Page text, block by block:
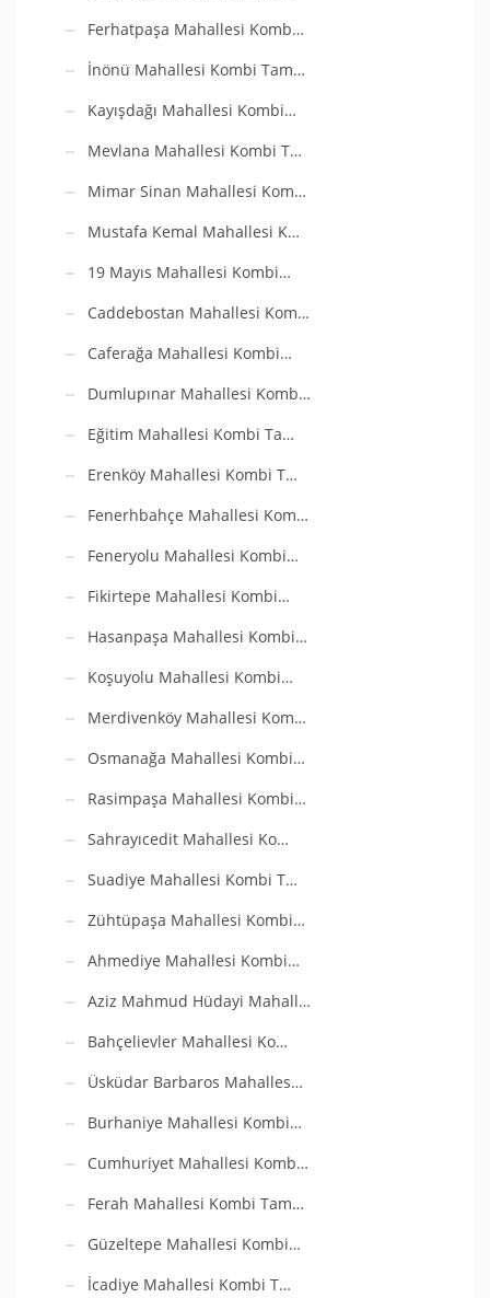
Ferhatpaşa Mahallesi Komb…
İnönü Mahallesi Kombi Tam…
Kayışdağı Mahallesi Kombi…
Mevlana Mahallesi Kombi T…
Mimar Sinan Mahallesi Kom…
Mustafa Kemal Mahallesi K…
19 Mayıs Mahallesi Kombi…
Caddebostan Mahallesi Kom…
Caferağa Mahallesi Kombi…
Dumlupınar Mahallesi Komb…
Eğitim Mahallesi Kombi Ta…
Erenköy Mahallesi Kombi T…
Fenerhbahçe Mahallesi Kom…
Feneryolu Mahallesi Kombi…
Fikirtepe Mahallesi Kombi…
Hasanpaşa Mahallesi Kombi…
Koşuyolu Mahallesi Kombi…
Merdivenköy Mahallesi Kom…
Osmanağa Mahallesi Kombi…
Rasimpaşa Mahallesi Kombi…
Sahrayıcedit Mahallesi Ko…
Suadiye Mahallesi Kombi T…
Zühtüpaşa Mahallesi Kombi…
Ahmediye Mahallesi Kombi…
Aziz Mahmud Hüdayi Mahall…
Bahçelievler Mahallesi Ko…
Üsküdar Barbaros Mahalles…
Burhaniye Mahallesi Kombi…
Cumhuriyet Mahallesi Komb…
Ferah Mahallesi Kombi Tam…
Güzeltepe Mahallesi Kombi…
İcadiye Mahallesi Kombi T…